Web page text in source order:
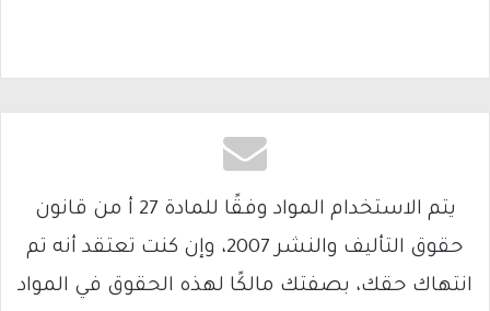
يتم الاستخدام المواد وفقًا للمادة 27 أ من قانون
حقوق التأليف والنشر 2007، وإن كنت تعتقد أنه تم
انتهاك حقك، بصفتك مالكًا لهذه الحقوق في المواد